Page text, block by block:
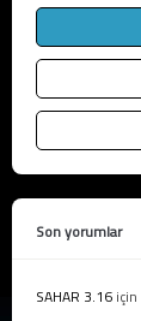
Son yorumlar
SAHAR 3.16 için